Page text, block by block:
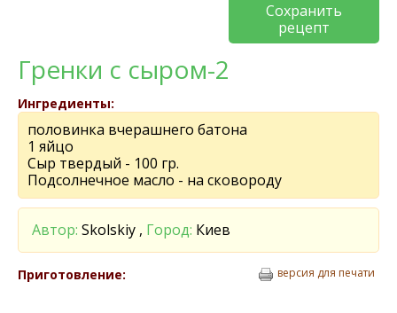
Сохранить
рецепт
Гренки с сыром-2
Ингредиенты:
половинка вчерашнего батона
1 яйцо
Сыр твердый - 100 гр.
Подсолнечное масло - на сковороду
Автор: Skolskiy , Город: Киев
Приготовление: версия для печати